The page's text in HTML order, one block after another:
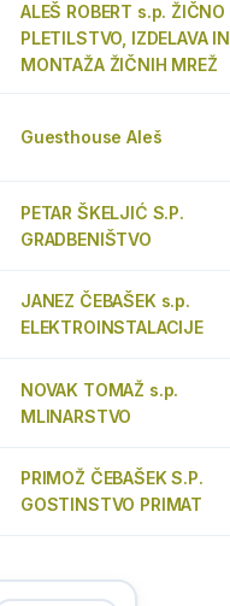
ALEŠ ROBERT s.p. ŽIČNO
PLETILSTVO, IZDELAVA IN
MONTAŽA ŽIČNIH MREŽ
Guesthouse Aleš
PETAR ŠKELJIĆ S.P.
GRADBENIŠTVO
JANEZ ČEBAŠEK s.p.
ELEKTROINSTALACIJE
NOVAK TOMAŽ s.p.
MLINARSTVO
PRIMOŽ ČEBAŠEK S.P.
GOSTINSTVO PRIMAT